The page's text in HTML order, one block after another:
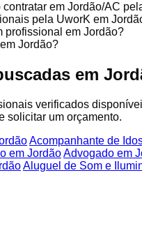
em Jordão/AC
pela UworK em
profissional em Jordão?
Jordão?
em
verificados
solicitar um orçamento.
Acompanhante de
em JordãoAdvogado em
Aluguel de Som e